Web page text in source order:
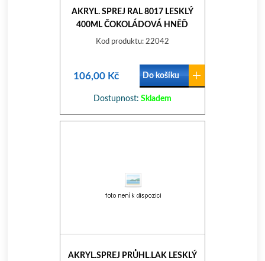
AKRYL. SPREJ RAL 8017 LESKLÝ
400ML ČOKOLÁDOVÁ HNĚĎ
Kod produktu: 22042
106,00 Kč Do košíku
Dostupnost: Skladem
AKRYL.SPREJ PRŮHL.LAK LESKLÝ